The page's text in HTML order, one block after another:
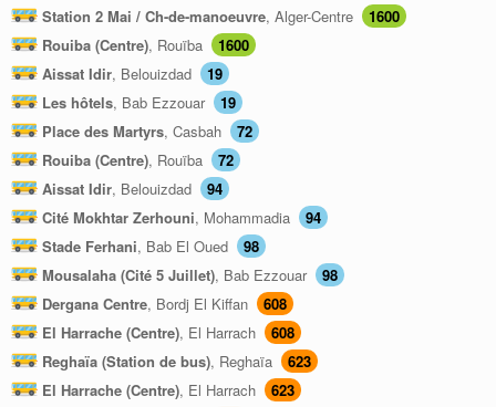
Station 2 Mai / Ch-de-manoeuvre, Alger-Centre
1600
Rouiba (Centre), Rouïba
1600
Aissat Idir, Belouizdad
19
Les hôtels, Bab Ezzouar
19
Place des Martyrs, Casbah
72
Rouiba (Centre), Rouïba
72
Aissat Idir, Belouizdad
94
Cité Mokhtar Zerhouni, Mohammadia
94
Stade Ferhani, Bab El Oued
98
Mousalaha (Cité 5 Juillet), Bab Ezzouar
98
Dergana Centre, Bordj El Kiffan
608
El Harrache (Centre), El Harrach
608
Reghaïa (Station de bus), Reghaïa
623
El Harrache (Centre), El Harrach
623